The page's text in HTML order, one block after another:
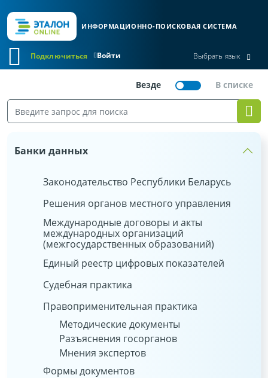
ИНФОРМАЦИОННО-ПОИСКОВАЯ СИСТЕМА
Войти
Подключиться Выбрать язык
Банки данных
Законодательство Республики Беларусь
Решения органов местного управления
Международные договоры и акты
международных организаций
(межгосударственных образований)
Единый реестр цифровых показателей
Судебная практика
Правоприменительная практика
Методические документы
Разъяснения госорганов
Мнения экспертов
Формы документов